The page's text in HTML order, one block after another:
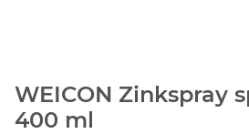
WEICON Zinkspray
400 ml